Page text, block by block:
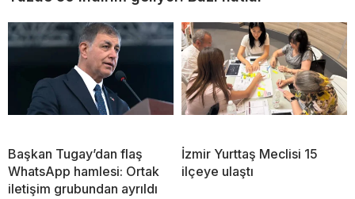
Başkan Tugay’dan flaş
WhatsApp hamlesi: Ortak
iletişim grubundan ayrıldı
İzmir Yurttaş Meclisi 15
ilçeye ulaştı